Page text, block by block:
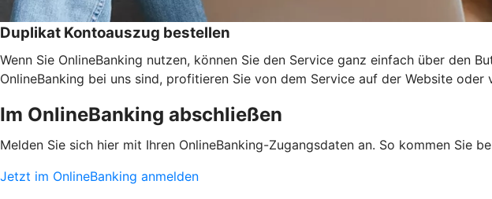
Duplikat Kontoauszug bestellen
Wenn Sie OnlineBanking nutzen, können Sie den Service ganz einfach über den
OnlineBanking bei uns sind, profitieren Sie von dem Service auf der Website oder
Im OnlineBanking abschließen
Melden Sie sich hier mit Ihren OnlineBanking-Zugangsdaten an. So kommen Sie
Jetzt im OnlineBanking anmelden